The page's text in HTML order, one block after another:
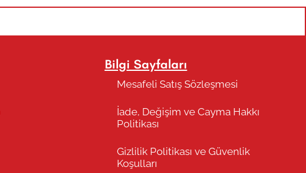
Bilgi Sayfaları
Mesafeli Satış Sözleşmesi
İade, Değişim ve Cayma Hakkı
Politikası
Gizlilik Politikası ve Güvenlik
Koşulları